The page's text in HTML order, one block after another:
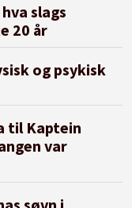
slags
20 år
og psykisk
til Kaptein
var